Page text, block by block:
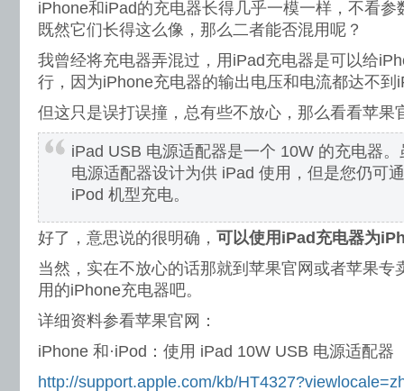
iPhone和iPad的充电器长得几乎一模一样，不看
既然它们长得这么像，那么二者能否混用呢？
我曾经将充电器弄混过，用iPad充电器是可以给
行，因为iPhone充电器的输出电压和电流都达不到
但这只是误打误撞，总有些不放心，那么看看苹果
iPad USB 电源适配器是一个 10W 的充电器
电源适配器设计为供 iPad 使用，但是您仍可
iPod 机型充电。
好了，意思说的很明确， 可以使用iPad充电器为
当然，实在不放心的话那就到苹果官网或者苹果专
用的iPhone充电器吧。
详细资料参看苹果官网：
iPhone 和·iPod：使用 iPad 10W USB 电源适配器
http://support.apple.com/kb/